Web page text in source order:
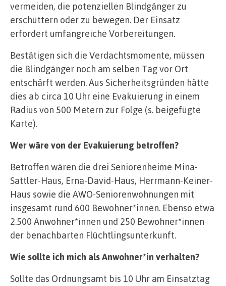
vermeiden, die potenziellen Blindgänger zu
erschüttern oder zu bewegen. Der Einsatz
erfordert umfangreiche Vorbereitungen.
Bestätigen sich die Verdachtsmomente, müssen
die Blindgänger noch am selben Tag vor Ort
entschärft werden. Aus Sicherheitsgründen hätte
dies ab circa 10 Uhr eine Evakuierung in einem
Radius von 500 Metern zur Folge (s. beigefügte
Karte).
Wer wäre von der Evakuierung betroffen?
Betroffen wären die drei Seniorenheime Mina-
Sattler-Haus, Erna-David-Haus, Herrmann-Keiner-
Haus sowie die AWO-Seniorenwohnungen mit
insgesamt rund 600 Bewohner*innen. Ebenso etwa
2.500 Anwohner*innen und 250 Bewohner*innen
der benachbarten Flüchtlingsunterkunft.
Wie sollte ich mich als Anwohner*in verhalten?
Sollte das Ordnungsamt bis 10 Uhr am Einsatztag